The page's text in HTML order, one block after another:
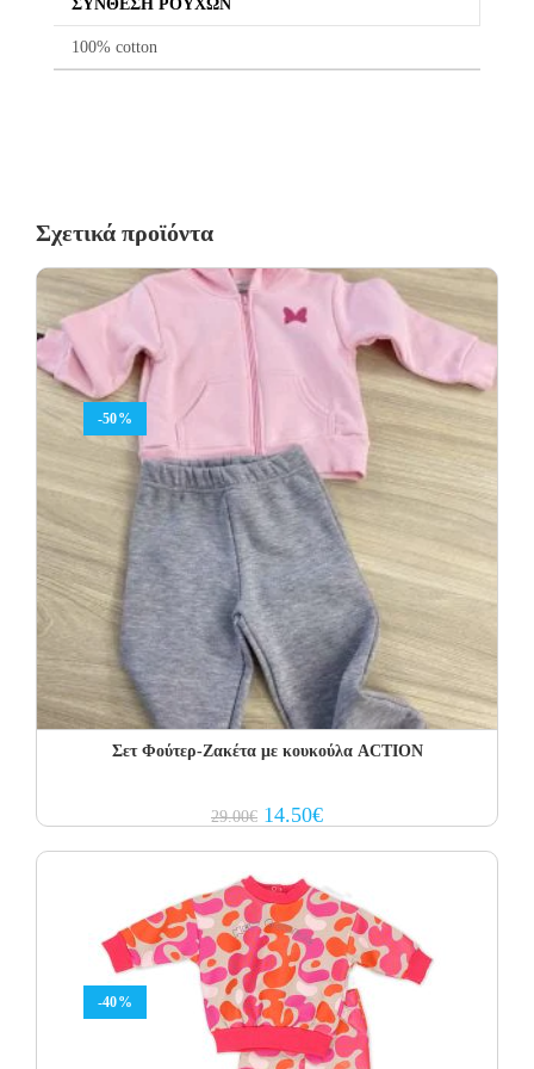
ΣΎΝΘΕΣΗ ΡΟΎΧΩΝ
100% cotton
Σχετικά προϊόντα
-50%
Σετ Φoύτερ-Ζακέτα με κουκούλα ACTION
29.00€ Original
price
14.50€Current
price
-40%